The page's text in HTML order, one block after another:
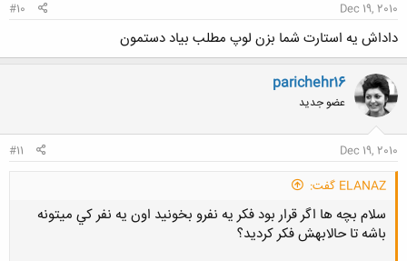
Dec 19, 2010
#10
داداش يه استارت شما بزن لوپ مطلب بياد دستمون
parichehr16
عضو جدید
Dec 19, 2010
#11
ELANAZ گفت:
سلام بچه ها اگر قرار بود فكر يه نفرو بخونيد اون يه نفر كي ميتونه
باشه تا حالابهش فكر كرديد؟